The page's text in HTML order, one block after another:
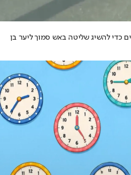
מטוסים פועלים כדי להשיג שליטה באש סמוך ליער בן